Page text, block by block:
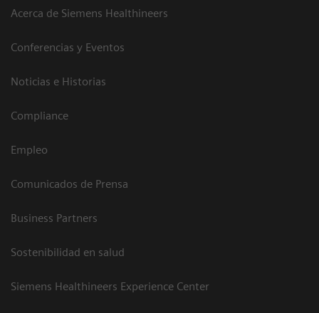
Acerca de Siemens Healthineers
Conferencias y Eventos
Noticias e Historias
Compliance
Empleo
Comunicados de Prensa
Business Partners
Sostenibilidad en salud
Siemens Healthineers Experience Center